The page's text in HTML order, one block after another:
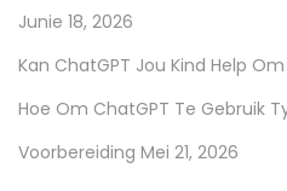
Junie 18, 2026
Kan ChatGPT Jou Kind Help
Hoe Om ChatGPT Te Gebruik
Voorbereiding Mei 21, 2026